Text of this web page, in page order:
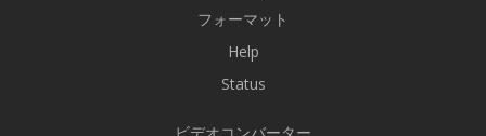
フォーマット
Help
Status